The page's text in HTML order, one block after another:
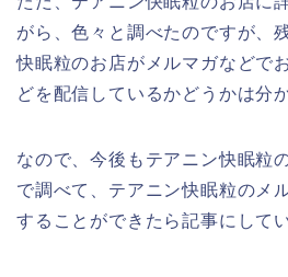
がら、色々と調べたのですが、
快眠粒のお店がメルマガなどで
どを配信しているかどうかは分
なので、今後もテアニン快眠粒
で調べて、テアニン快眠粒のメ
することができたら記事にして